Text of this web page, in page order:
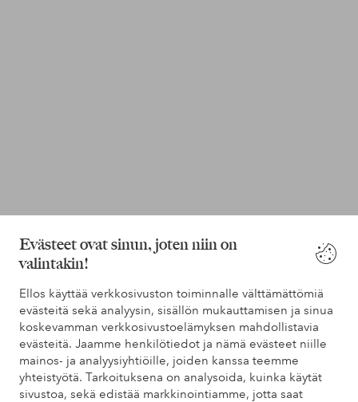
Evästeet ovat sinun, joten niin on
valintakin!
Ellos käyttää verkkosivuston toiminnalle välttämättömiä
evästeitä sekä analyysin, sisällön mukauttamisen ja sinua
koskevamman verkkosivustoelämyksen mahdollistavia
evästeitä. Jaamme henkilötiedot ja nämä evästeet niille
mainos- ja analyysiyhtiöille, joiden kanssa teemme
yhteistyötä. Tarkoituksena on analysoida, kuinka käytät
sivustoa, sekä edistää markkinointiamme, jotta saat
Helppo palautus
Säästät toimituskulut
Koskee yli 69 EUR
normaalipakettia
Maksa myöhemmin Maksa elpyllä. Lue lisää kassalla.
Express
Saat pakettisi tavallista nopeammalla
toimituksella